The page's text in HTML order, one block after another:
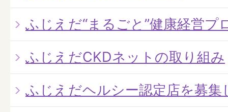
ふじえだ“まるごと”健康経営プ
ふじえだCKDネットの取り組み
ふじえだヘルシー認定店を募集